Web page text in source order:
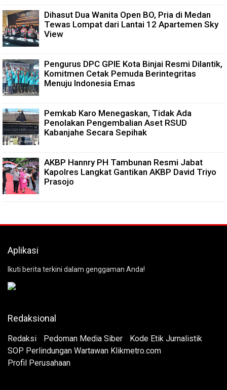
Dihasut Dua Wanita Open BO, Pria di Medan
Tewas Lompat dari Lantai 12 Apartemen Sky
View
Pengurus DPC GPIE Kota Binjai Resmi Dilantik,
Komitmen Cetak Pemuda Berintegritas
Menuju Indonesia Emas
Pemkab Karo Menegaskan, Tidak Ada
Penolakan Pengembalian Aset RSUD
Kabanjahe Secara Sepihak
AKBP Hannry PH Tambunan Resmi Jabat
Kapolres Langkat Gantikan AKBP David Triyo
Prasojo
Aplikasi
Ikuti berita terkini dalam genggaman Anda!
Redaksional
Redaksi Pedoman Media Siber
Kode Etik Jurnalistik
SOP Perlindungan Wartawan Klikmetro.com
Profil Perusahaan